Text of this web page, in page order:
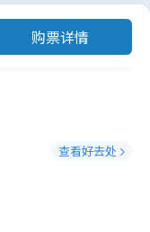
购票详情
查看好去处